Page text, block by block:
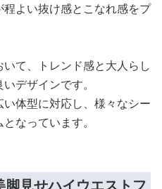
よい抜け感とこなれ感をプ
て、トレンド感と大人らし
デザインです。
体型に対応し、様々なシー
なっています。